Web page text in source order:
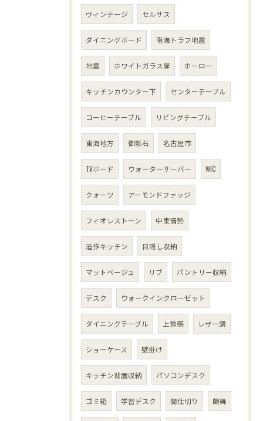
ヴィンテージ セルサス
ダイニングボード 南海トラフ地震
地震 ホワイトガラス扉 ホーロー
キッチンカウンター下 センターテーブル
コーヒーテーブル リビングテーブル
東海地方 御影石 名古屋市
TVボード ウォーターサーバー WIC
クォーツ アーモンドファッジ
フィオレストーン 中東情勢
造作キッチン 目隠し収納
マットベージュ リブ パントリー収納
デスク ウォークインクローゼット
ダイニングテーブル 上質感 レザー調
ショーケース 壁掛け
キッチン背面収納 パソコンデスク
ゴミ箱 学習デスク 間仕切り 鶴舞